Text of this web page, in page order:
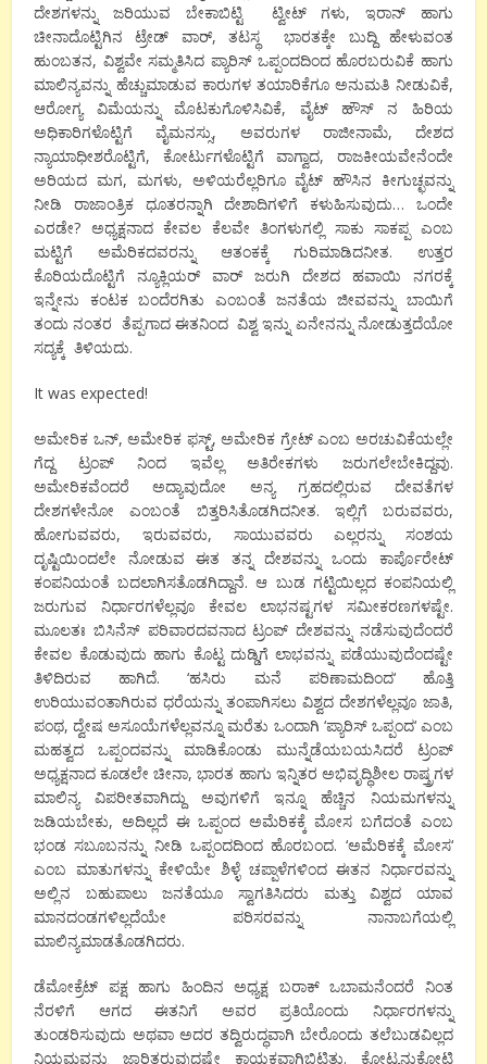
ದೇಶಗಳನ್ನು ಜರಿಯುವ ಬೇಕಾಬಿಟ್ಟಿ
ಟ್ವೀಟ್ ಗಳು,ಇರಾನ್ ಹಾಗು
ಚೀನಾದೊಟ್ಟಿಗಿನ ಟ್ರೇಡ್ ವಾರ್, ತಟಸ್ಥ
ಭಾರತಕ್ಕೇ ಬುದ್ದಿ ಹೇಳುವಂತ
ಹುಂಬತನ, ವಿಶ್ವವೇ ಸಮ್ಮತಿಸಿದ ಪ್ಯಾರಿಸ್ ಒಪ್ಪಂದದಿಂದ ಹೊರಬರುವಿಕೆ ಹಾಗು
ಮಾಲಿನ್ಯವನ್ನು ಹೆಚ್ಚುಮಾಡುವ ಕಾರುಗಳ ತಯಾರಿಕೆಗೂ ಅನುಮತಿ ನೀಡುವಿಕೆ,
ಆರೋಗ್ಯ ವಿಮೆಯನ್ನು ಮೊಟಕುಗೊಳಿಸಿವಿಕೆ, ವೈಟ್ ಹೌಸ್ ನ ಹಿರಿಯ
ಅಧಿಕಾರಿಗಳೊಟ್ಟಿಗೆ ವೈಮನಸ್ಸು, ಅವರುಗಳ ರಾಜೀನಾಮೆ, ದೇಶದ
ನ್ಯಾಯಾಧೀಶರೊಟ್ಟಿಗೆ, ಕೋರ್ಟುಗಳೊಟ್ಟಿಗೆ ವಾಗ್ವಾದ, ರಾಜಕೀಯವೇನೆಂದೇ
ಅರಿಯದ ಮಗ, ಮಗಳು, ಅಳಿಯರೆಲ್ಲರಿಗೂ ವೈಟ್ ಹೌಸಿನ ಕೀಗುಚ್ಛವನ್ನು
ನೀಡಿ ರಾಜಾಂತ್ರಿಕ ಧೂತರನ್ನಾಗಿ ದೇಶಾದಿಗಳಿಗೆ ಕಳುಹಿಸುವುದು… ಒಂದೇ
ಎರಡೇ? ಅಧ್ಯಕ್ಷನಾದ ಕೇವಲ ಕೆಲವೇ ತಿಂಗಳುಗಲ್ಲಿ ಸಾಕು ಸಾಕಪ್ಪ ಎಂಬ
ಮಟ್ಟಿಗೆ ಅಮೆರಿಕದವರನ್ನು ಆತಂಕಕ್ಕೆ ಗುರಿಮಾಡಿದನೀತ. ಉತ್ತರ
ಕೊರಿಯದೊಟ್ಟಿಗೆ ನ್ಯೂಕ್ಲಿಯರ್ ವಾರ್ ಜರುಗಿ ದೇಶದ ಹವಾಯಿ ನಗರಕ್ಕೆ
ಇನ್ನೇನು ಕಂಟಕ ಬಂದೆರಗಿತು ಎಂಬಂತೆ ಜನತೆಯ ಜೀವವನ್ನು ಬಾಯಿಗೆ
ತಂದು ನಂತರ ತೆಪ್ಪಗಾದ ಈತನಿಂದ ವಿಶ್ವ ಇನ್ನು ಏನೇನನ್ನು ನೋಡುತ್ತದೆಯೋ
ಸದ್ಯಕ್ಕೆ ತಿಳಿಯದು.
It was expected!
ಅಮೇರಿಕ ಒನ್,ಅಮೇರಿಕ ಫಸ್ಟ್,ಅಮೇರಿಕ ಗ್ರೇಟ್ ಎಂಬ ಅರಚುವಿಕೆಯಲ್ಲೇ
ಗೆದ್ದ ಟ್ರಂಪ್ ನಿಂದ ಇವೆಲ್ಲ ಅತಿರೇಕಗಳು ಜರುಗಲೇಬೇಕಿದ್ದವು.
ಅಮೇರಿಕವೆಂದರೆ ಅದ್ಯಾವುದೋ ಅನ್ಯ ಗ್ರಹದಲ್ಲಿರುವ ದೇವತೆಗಳ
ದೇಶಗಳೇನೋ ಎಂಬಂತೆ ಬಿತ್ತರಿಸಿತೊಡಗಿದನೀತ. ಇಲ್ಲಿಗೆ ಬರುವವರು,
ಹೋಗುವವರು, ಇರುವವರು, ಸಾಯುವವರು ಎಲ್ಲರನ್ನು ಸಂಶಯ
ದೃಷ್ಟಿಯಿಂದಲೇ ನೋಡುವ ಈತ ತನ್ನ ದೇಶವನ್ನು ಒಂದು ಕಾರ್ಪೊರೇಟ್
ಕಂಪನಿಯಂತೆ ಬದಲಾಗಿಸತೊಡಗಿದ್ದಾನೆ. ಆ ಬುಡ ಗಟ್ಟಿಯಿಲ್ಲದ ಕಂಪನಿಯಲ್ಲಿ
ಜರುಗುವ ನಿರ್ಧಾರಗಳೆಲ್ಲವೂ ಕೇವಲ ಲಾಭನಷ್ಟಗಳ ಸಮೀಕರಣಗಳಷ್ಟೇ.
ಮೂಲತಃ ಬಿಸಿನೆಸ್ ಪರಿವಾರದವನಾದ ಟ್ರಂಪ್ ದೇಶವನ್ನು ನಡೆಸುವುದೆಂದರೆ
ಕೇವಲ ಕೊಡುವುದು ಹಾಗು ಕೊಟ್ಟ ದುಡ್ಡಿಗೆ ಲಾಭವನ್ನು ಪಡೆಯುವುದೆಂದಷ್ಟೇ
ತಿಳಿದಿರುವ ಹಾಗಿದೆ.‘ಹಸಿರು ಮನೆ ಪರಿಣಾಮದಿಂದ‘ ಹೊತ್ತಿ
ಉರಿಯುವಂತಾಗಿರುವ ಧರೆಯನ್ನು ತಂಪಾಗಿಸಲು ವಿಶ್ವದ ದೇಶಗಳೆಲ್ಲವೂ ಜಾತಿ,
ಪಂಥ,ದ್ವೇಷ ಅಸೂಯೆಗಳೆಲ್ಲವನ್ನೂ ಮರೆತು ಒಂದಾಗಿ ‘ಪ್ಯಾರಿಸ್ ಒಪ್ಪಂದ‘ ಎಂಬ
ಮಹತ್ವದ ಒಪ್ಪಂದವನ್ನು ಮಾಡಿಕೊಂಡು ಮುನ್ನೆಡೆಯಬಯಸಿದರೆ ಟ್ರಂಪ್
ಅಧ್ಯಕ್ಷನಾದ ಕೂಡಲೇ ಚೀನಾ,ಭಾರತ ಹಾಗು ಇನ್ನಿತರ ಅಭಿವೃದ್ಧಿಶೀಲ ರಾಷ್ತ್ರಗಳ
ಮಾಲಿನ್ಯ ವಿಪರೀತವಾಗಿದ್ದು ಅವುಗಳಿಗೆ ಇನ್ನೂ ಹೆಚ್ಚಿನ ನಿಯಮಗಳನ್ನು
ಜಡಿಯಬೇಕು, ಅದಿಲ್ಲದೆ ಈ ಒಪ್ಪಂದ ಅಮೆರಿಕಕ್ಕೆ ಮೋಸ ಬಗೆದಂತೆ ಎಂಬ
ಭಂಡ ಸಬೂಬನನ್ನು ನೀಡಿ ಒಪ್ಪಂದದಿಂದ ಹೊರಬಂದ. ‘ಅಮೆರಿಕಕ್ಕೆ ಮೋಸ‘
ಎಂಬ ಮಾತುಗಳನ್ನು ಕೇಳಿಯೇ ಶಿಳ್ಳೆ ಚಪ್ಪಾಳೆಗಳಿಂದ ಈತನ ನಿರ್ಧಾರವನ್ನು
ಅಲ್ಲಿನ ಬಹುಪಾಲು ಜನತೆಯೂ ಸ್ವಾಗತಿಸಿದರು ಮತ್ತು ವಿಶ್ವದ ಯಾವ
ಮಾನದಂಡಗಳಿಲ್ಲದೆಯೇ ಪರಿಸರವನ್ನು ನಾನಾಬಗೆಯಲ್ಲಿ
ಮಾಲಿನ್ಯಮಾಡತೊಡಗಿದರು.
ಡೆಮೋಕ್ರೆಟ್ ಪಕ್ಷ ಹಾಗು ಹಿಂದಿನ ಅಧ್ಯಕ್ಷ ಬರಾಕ್ ಒಬಾಮನೆಂದರೆ ನಿಂತ
ನೆರಳಿಗೆ ಆಗದ ಈತನಿಗೆ ಅವರ ಪ್ರತಿಯೊಂದು ನಿರ್ಧಾರಗಳನ್ನು
ತುಂಡರಿಸುವುದು ಅಥವಾ ಅದರ ತದ್ವಿರುದ್ಧವಾಗಿ ಬೇರೊಂದು ತಲೆಬುಡವಿಲ್ಲದ
ನಿಯಮವನ್ನು ಜಾರಿತರುವುದಷ್ಟೇ ಕಾಯಕವಾಗಿಬಿಟ್ಟಿತು. ಕೋಟ್ಯನುಕೋಟಿ